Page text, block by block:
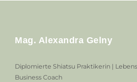
Mag. Alexandra Gelny
Diplomierte Shiatsu Praktikerin |
Business Coach